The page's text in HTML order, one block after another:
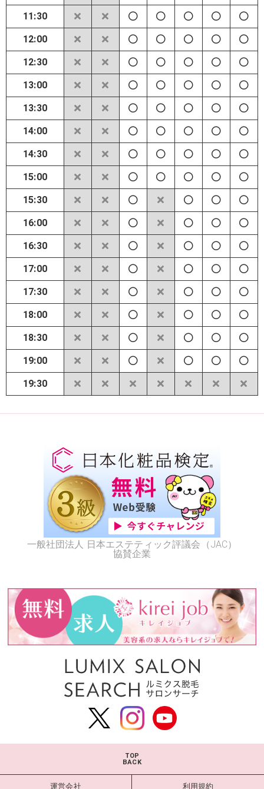
11:30
12:00
12:30
13:00
13:30
14:00
14:30
15:00
15:30
16:00
16:30
17:00
17:30
18:00
18:30
19:00
19:30
一般社団法人 日本エステティック評議会（JAC）
協賛企業
TOP
BACK
運営会社 利用規約